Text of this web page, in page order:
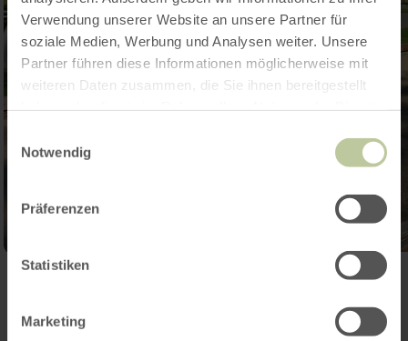
Verwendung unserer Website an unsere Partner für
soziale Medien, Werbung und Analysen weiter. Unsere
Partner führen diese Informationen möglicherweise mit
weiteren Daten zusammen, die Sie ihnen bereitgestellt
Notwendig
Präferenzen
Statistiken
Marketing